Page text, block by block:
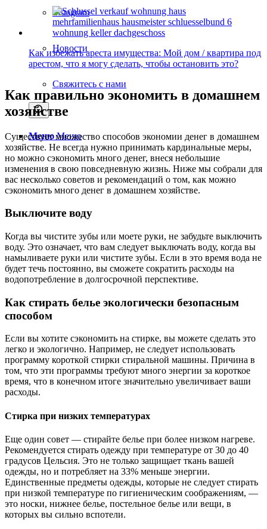
Instagram
Новости
Свяжитесь с нами
Меню Меню
Как избежать ареста имущества: Мой дом / квартира под
арестом, что я могу сделать, чтобы остановить это?
Как правильно экономить в домашнем
хозяйстве
Существует множество способов экономии денег в домашнем
хозяйстве. Не всегда нужно принимать кардинальные меры,
но можно сэкономить много денег, внеся небольшие
изменения в свою повседневную жизнь. Ниже мы собрали для
вас несколько советов и рекомендаций о том, как можно
сэкономить много денег в домашнем хозяйстве.
Выключите воду
Когда вы чистите зубы или моете руки, не забудьте выключить
воду. Это означает, что вам следует выключать воду, когда вы
намыливаете руки или чистите зубы. Если в это время вода не
будет течь постоянно, вы сможете сократить расходы на
водопотребление в долгосрочной перспективе.
Как стирать белье экологически безопасным
способом
Если вы хотите сэкономить на стирке, вы можете сделать это
легко и экологично. Например, не следует использовать
программу короткой стирки стиральной машины. Причина в
том, что эти программы требуют много энергии за короткое
время, что в конечном итоге значительно увеличивает ваши
расходы.
Стирка при низких температурах
Еще один совет — стирайте белье при более низком нагреве.
Рекомендуется стирать одежду при температуре от 30 до 40
градусов Цельсия. Это не только защищает ткань вашей
одежды, но и потребляет на 33% меньше энергии.
Единственные предметы одежды, которые не следует стирать
при низкой температуре по гигиеническим соображениям, —
это носки, нижнее белье, постельное белье или вещи, в
которых вы сильно вспотели.